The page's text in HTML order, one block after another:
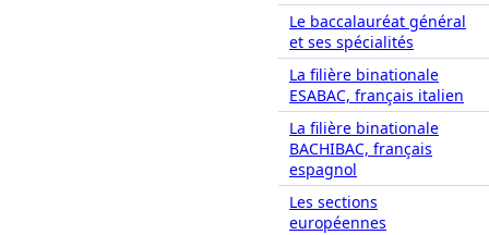
Le baccalauréat général
et ses spécialités
La filière binationale
ESABAC, français italien
La filière binationale
BACHIBAC, français
espagnol
Les sections
européennes